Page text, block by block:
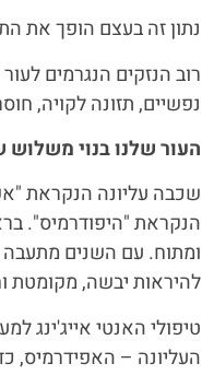
נתון זה בעצם הופך את
רוב הנזקים הנגרמים
נפשיים, תזונה לקויה,
העור שלנו בנוי
שכבה עליונה הנקראת
הנקראת "היפודרמיס".
ומתוח. עם השנים
להיראות יבשה, מקומטת
טיפולי האנטי אייג'ינג
העליונה – האפידרמיס,